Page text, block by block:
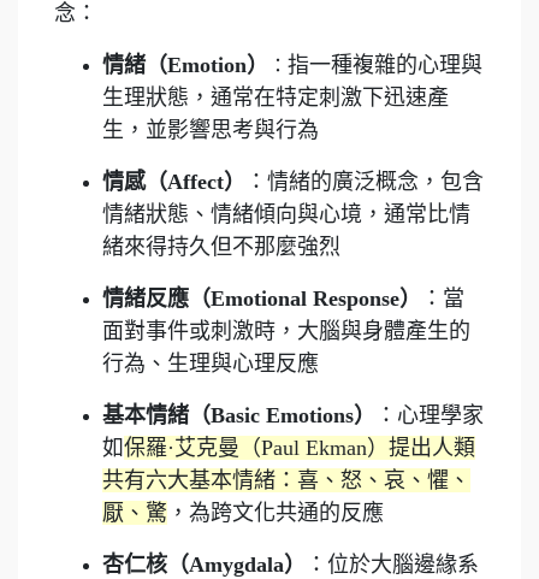
念：
情緒（Emotion） ： 指一種複雜的心理與
生理狀態，通常在特定刺激下迅速產
生，並影響思考與行為
情感（Affect）
：情緒的廣泛概念，包含
情緒狀態、情緒傾向與心境，通常比情
緒來得持久但不那麼強烈
情緒反應（Emotional Response）
：當
面對事件或刺激時，大腦與身體產生的
行為、生理與心理反應
基本情緒（Basic Emotions）
：心理學家
如保羅·艾克曼（Paul Ekman）提出人類
共有六大基本情緒：喜、怒、哀、懼、
厭、驚 ，為跨文化共通的反應
杏仁核（Amygdala）
：位於大腦邊緣系